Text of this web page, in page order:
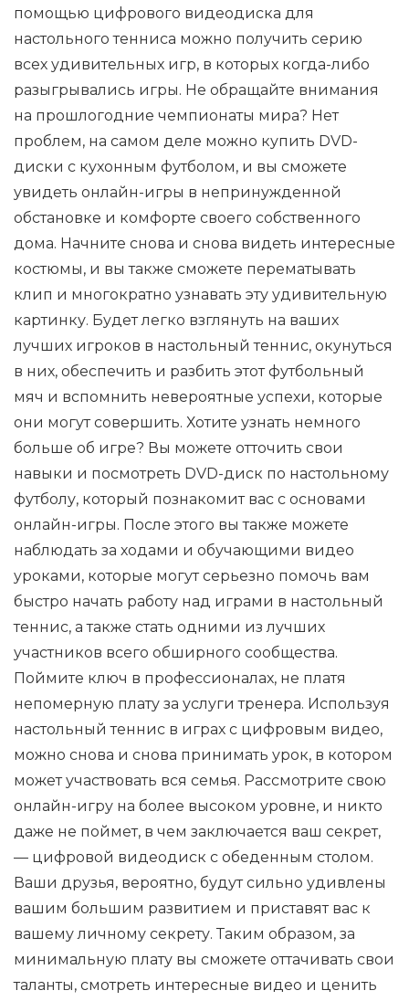
помощью цифрового видеодиска для
настольного тенниса можно получить серию
всех удивительных игр, в которых когда-либо
разыгрывались игры. Не обращайте внимания
на прошлогодние чемпионаты мира? Нет
проблем, на самом деле можно купить DVD-
диски с кухонным футболом, и вы сможете
увидеть онлайн-игры в непринужденной
обстановке и комфорте своего собственного
дома. Начните снова и снова видеть интересные
костюмы, и вы также сможете перематывать
клип и многократно узнавать эту удивительную
картинку. Будет легко взглянуть на ваших
лучших игроков в настольный теннис, окунуться
в них, обеспечить и разбить этот футбольный
мяч и вспомнить невероятные успехи, которые
они могут совершить. Хотите узнать немного
больше об игре? Вы можете отточить свои
навыки и посмотреть DVD-диск по настольному
футболу, который познакомит вас с основами
онлайн-игры. После этого вы также можете
наблюдать за ходами и обучающими видео
уроками, которые могут серьезно помочь вам
быстро начать работу над играми в настольный
теннис, а также стать одними из лучших
участников всего обширного сообщества.
Поймите ключ в профессионалах, не платя
непомерную плату за услуги тренера. Используя
настольный теннис в играх с цифровым видео,
можно снова и снова принимать урок, в котором
может участвовать вся семья. Рассмотрите свою
онлайн-игру на более высоком уровне, и никто
даже не поймет, в чем заключается ваш секрет,
— цифровой видеодиск с обеденным столом.
Ваши друзья, вероятно, будут сильно удивлены
вашим большим развитием и приставят вас к
вашему личному секрету. Таким образом, за
минимальную плату вы сможете оттачивать свои
таланты, смотреть интересные видео и ценить